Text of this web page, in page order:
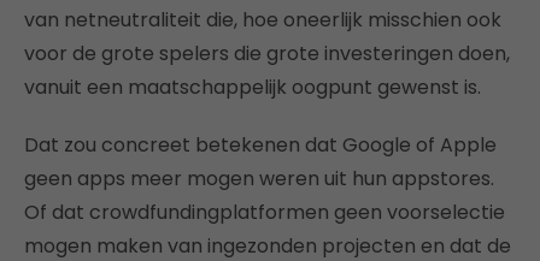
van netneutraliteit die, hoe oneerlijk misschien ook
voor de grote spelers die grote investeringen doen,
vanuit een maatschappelijk oogpunt gewenst is.
Dat zou concreet betekenen dat Google of Apple
geen apps meer mogen weren uit hun appstores.
Of dat crowdfundingplatformen geen voorselectie
mogen maken van ingezonden projecten en dat de